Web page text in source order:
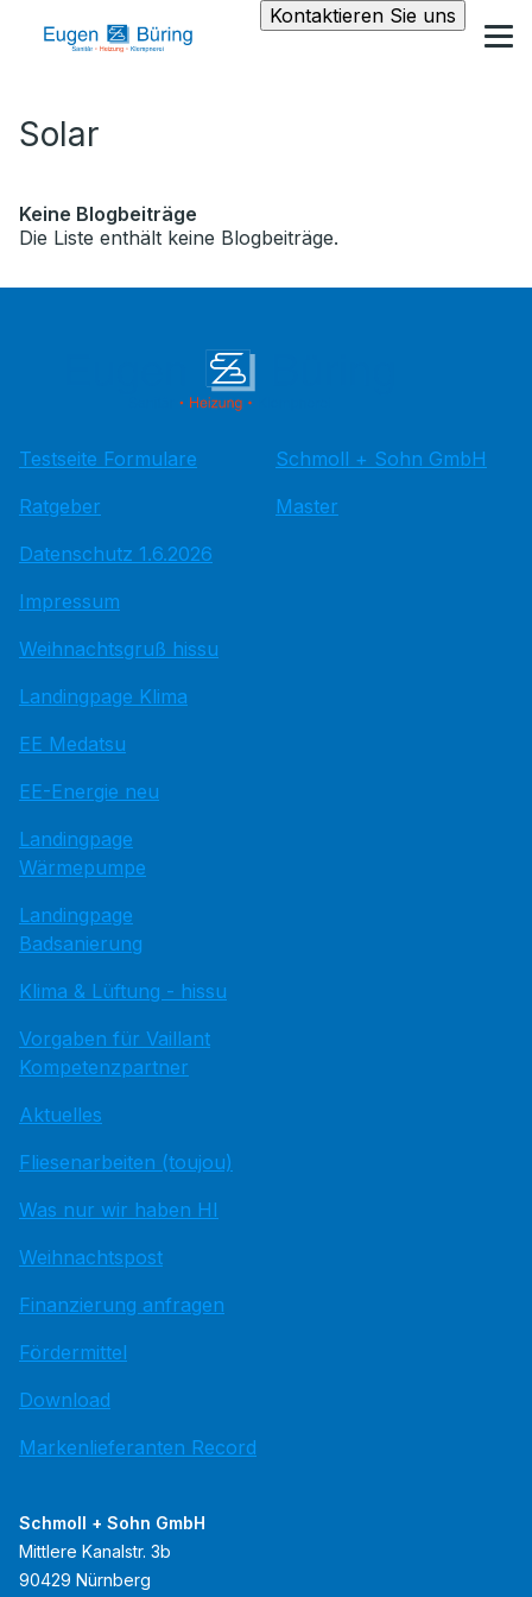
Kontaktieren Sie uns
Solar
Keine Blogbeiträge
Die Liste enthält keine Blogbeiträge.
Testseite Formulare
Ratgeber
Datenschutz 1.6.2026
Impressum
Weihnachtsgruß hissu
Landingpage Klima
EE Medatsu
EE-Energie neu
Landingpage
Wärmepumpe
Landingpage
Badsanierung
Klima & Lüftung - hissu
Vorgaben für Vaillant
Kompetenzpartner
Aktuelles
Fliesenarbeiten (toujou)
Was nur wir haben HI
Weihnachtspost
Finanzierung anfragen
Fördermittel
Download
Markenlieferanten Record
Schmoll + Sohn GmbH
Master
Schmoll + Sohn GmbH
Mittlere Kanalstr. 3b
90429 Nürnberg